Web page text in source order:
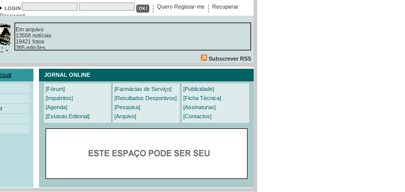
Quero Registar-me
Recuperar
Password
Em arquivo
13558 notícias
19421 fotos
385 edições
3206 mensagens
Subscrever RSS
JORNAL ONLINE
[Fórum]
[Inquéritos]
[Agenda]
[Estatuto Editorial]
[Farmácias de Serviço]
[Resultados Desportivos]
[Pesquisa]
[Arquivo]
[Publicidade]
[Ficha Técnica]
[Assinaturas]
[Contactos]